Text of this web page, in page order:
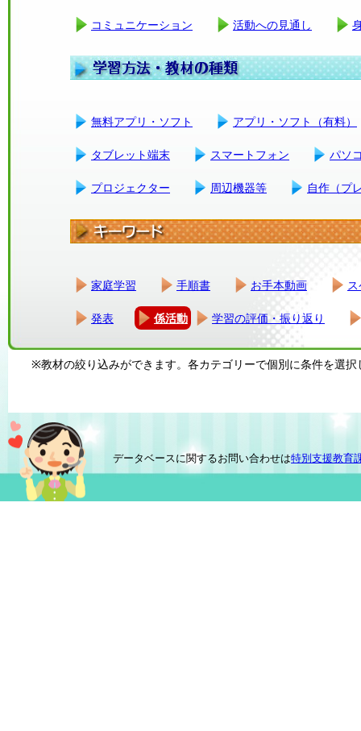
コミュニケーション 活動への見通し
無料アプリ・ソフト アプリ・ソフト（有料）
タブレット端末 スマートフォン パソ
プロジェクター 周辺機器等 自作（プ
家庭学習 手順書 お手本動画
発表 係活動 学習の評価・振り返り
※教材の絞り込みができます。各カテゴリーで個別に条件を選択
データベースに関するお問い合わせは特別支援教育